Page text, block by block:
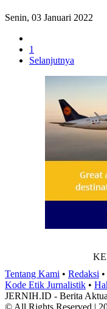
Senin, 03 Januari 2022
1
Selanjutnya
Tentang Kami • Redaksi •
Kode Etik Jurnalistik •
JERNIH.ID - Berita
© All Rights Reserved |